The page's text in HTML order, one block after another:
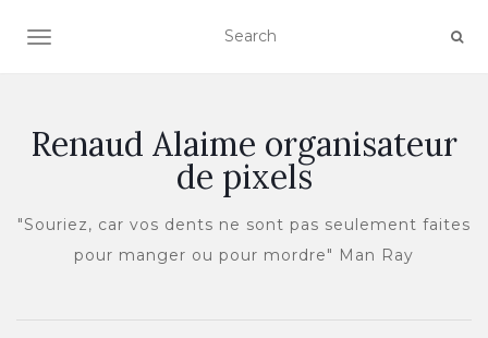
OUVRIR/FERMER LA NAVIGATION
Renaud Alaime organisateur
de pixels
"Souriez, car vos dents ne sont pas seulement faites
pour manger ou pour mordre" Man Ray